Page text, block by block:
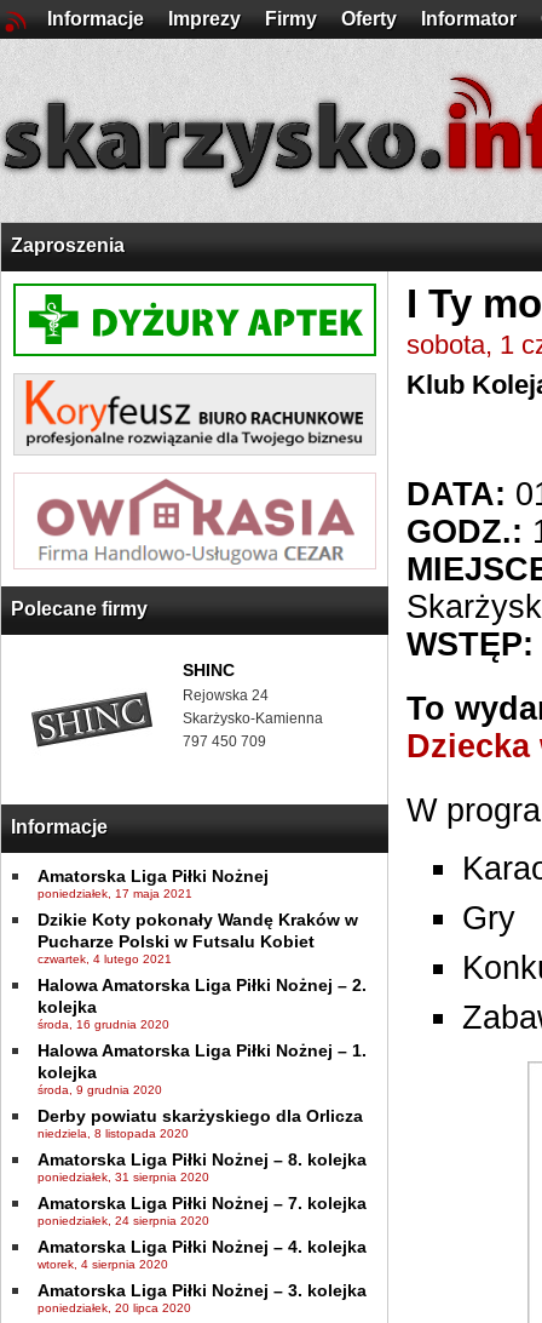
Informacje Imprezy Firmy Oferty Informator
Zaproszenia
Polecane firmy
SHINC
Rejowska 24
Skarżysko-Kamienna
797 450 709
Informacje
Amatorska Liga Piłki Nożnej
poniedziałek, 17 maja 2021
Dzikie Koty pokonały Wandę Kraków w
Pucharze Polski w Futsalu Kobiet
czwartek, 4 lutego 2021
Halowa Amatorska Liga Piłki Nożnej – 2.
kolejka
środa, 16 grudnia 2020
Halowa Amatorska Liga Piłki Nożnej – 1.
kolejka
środa, 9 grudnia 2020
Derby powiatu skarżyskiego dla Orlicza
niedziela, 8 listopada 2020
Amatorska Liga Piłki Nożnej – 8. kolejka
poniedziałek, 31 sierpnia 2020
Amatorska Liga Piłki Nożnej – 7. kolejka
poniedziałek, 24 sierpnia 2020
Amatorska Liga Piłki Nożnej – 4. kolejka
wtorek, 4 sierpnia 2020
Amatorska Liga Piłki Nożnej – 3. kolejka
poniedziałek, 20 lipca 2020
I Ty
sobota, 1
Klub
DATA:
GODZ.:
WSTĘP:
To
Dziecka
W
Gry